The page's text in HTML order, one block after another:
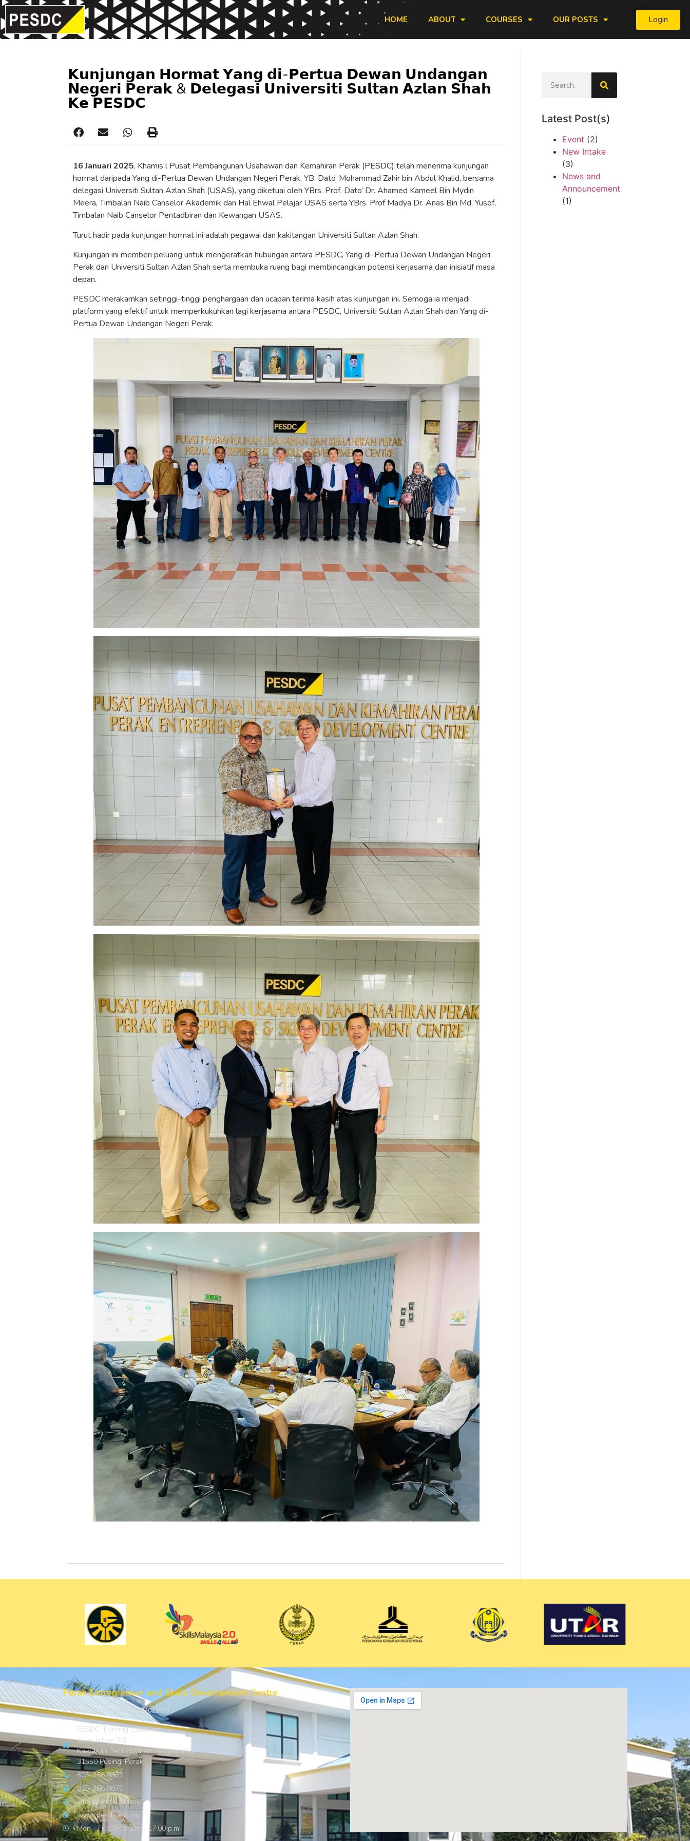
HOME ABOUT COURSES OUR POSTS Login
𝗞𝘂𝗻𝗷𝘂𝗻𝗴𝗮𝗻 𝗛𝗼𝗿𝗺𝗮𝘁 𝗬𝗮𝗻𝗴 𝗱𝗶-𝗣𝗲𝗿𝘁𝘂𝗮 𝗗𝗲𝘄𝗮𝗻 𝗨𝗻𝗱𝗮𝗻𝗴𝗮𝗻
𝗡𝗲𝗴𝗲𝗿𝗶 𝗣𝗲𝗿𝗮𝗸 & 𝗗𝗲𝗹𝗲𝗴𝗮𝘀𝗶 𝗨𝗻𝗶𝘃𝗲𝗿𝘀𝗶𝘁𝗶 𝗦𝘂𝗹𝘁𝗮𝗻 𝗔𝘇𝗹𝗮𝗻 𝗦𝗵𝗮𝗵
𝗞𝗲 𝗣𝗘𝗦𝗗𝗖
16 Januari 2025, Khamis l Pusat Pembangunan Usahawan dan Kemahiran Perak (PESDC) telah menerima kunjungan
hormat daripada Yang di-Pertua Dewan Undangan Negeri Perak, YB. Dato’ Mohammad Zahir bin Abdul Khalid, bersama
delegasi Universiti Sultan Azlan Shah (USAS), yang diketuai oleh YBrs. Prof. Dato’ Dr. Ahamed Kameel Bin Mydin
Meera, Timbalan Naib Canselor Akademik dan Hal Ehwal Pelajar USAS serta YBrs. Prof Madya Dr. Anas Bin Md. Yusof,
Timbalan Naib Canselor Pentadbiran dan Kewangan USAS.
Turut hadir pada kunjungan hormat ini adalah pegawai dan kakitangan Universiti Sultan Azlan Shah.
Kunjungan ini memberi peluang untuk mengeratkan hubungan antara PESDC, Yang di-Pertua Dewan Undangan Negeri
Perak dan Universiti Sultan Azlan Shah serta membuka ruang bagi membincangkan potensi kerjasama dan inisiatif masa
depan.
PESDC merakamkan setinggi-tinggi penghargaan dan ucapan terima kasih atas kunjungan ini. Semoga ia menjadi
platform yang efektif untuk memperkukuhkan lagi kerjasama antara PESDC, Universiti Sultan Azlan Shah dan Yang di-
Pertua Dewan Undangan Negeri Perak.
Latest Post(s)
Event (2)
New Intake
(3)
News and
Announcement
(1)
Perak Entrepreneur and Skills Development Centre
ROS Reg. No. PPM-001-08-03011993
PESDC Training Complex
Jalan Johan 2/2
Kawasan Perindustrian Pengkalan 2
31550 Pusing, Perak.
605-366 8869
605-366 8870
info@pesdc.edu.my
www.pesdc.edu.my
Mon - Fri: 09:00 a.m - 17:00 p.m